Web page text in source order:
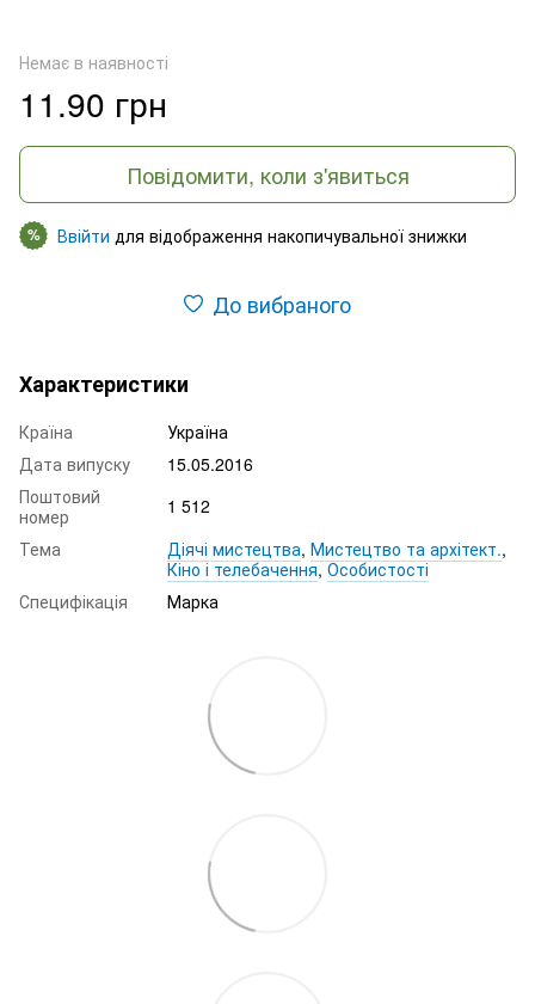
Немає в наявності
11.90 грн
Повідомити, коли з'явиться
% Ввійти для відображення накопичувальної знижки
До вибраного
Характеристики
Країна
Україна
Дата випуску
15.05.2016
Поштовий
номер
1 512
Тема
Діячі мистецтва, Мистецтво та архітект.,
Кіно і телебачення,Особистості
Специфікація
Марка